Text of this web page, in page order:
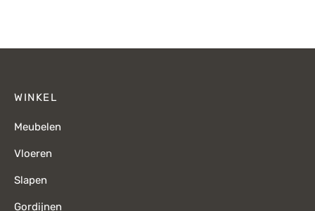
WINKEL
Meubelen
Vloeren
Slapen
Gordijnen